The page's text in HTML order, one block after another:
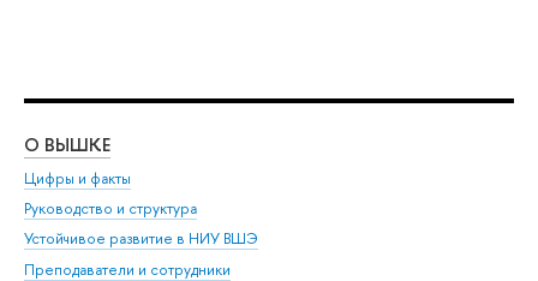
О ВЫШКЕ
Цифры и факты
Руководство и структура
Устойчивое развитие в НИУ ВШЭ
Преподаватели и сотрудники